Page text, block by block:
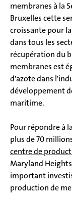
membranes à la
Bruxelles cette
croissante pour
dans tous les
récupération du
membranes est
d'azote dans
développement
maritime.
Pour répondre à
plus de 70
centre de
Maryland
important
production de